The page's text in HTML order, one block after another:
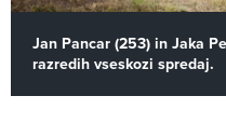
Jan Pancar (253) in Jaka
razredih vseskozi spredaj.